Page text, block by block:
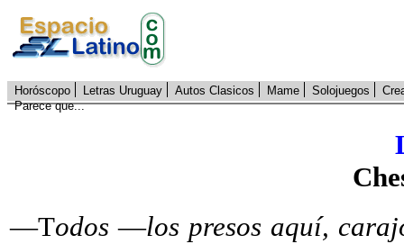
Horóscopo Letras Uruguay Autos Clasicos Mame Solojuegos
Parece que...
—Todos—los presos aquí,